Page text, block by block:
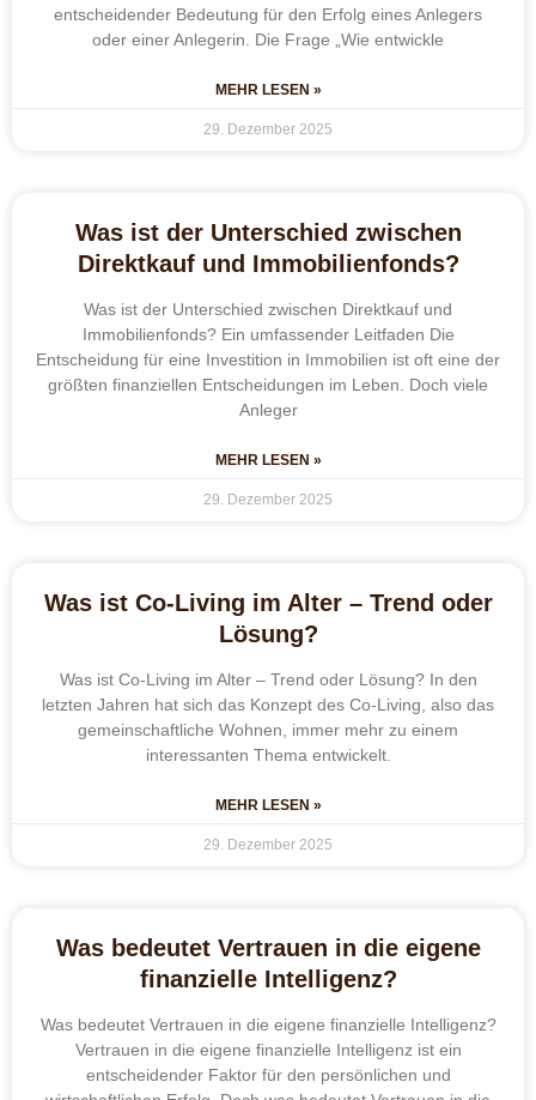
entscheidender Bedeutung für den Erfolg eines Anlegers
oder einer Anlegerin. Die Frage „Wie entwickle
MEHR LESEN »
29. Dezember 2025
Was ist der Unterschied zwischen
Direktkauf und Immobilienfonds?
Was ist der Unterschied zwischen Direktkauf und
Immobilienfonds? Ein umfassender Leitfaden Die
Entscheidung für eine Investition in Immobilien ist oft eine der
größten finanziellen Entscheidungen im Leben. Doch viele
Anleger
MEHR LESEN »
29. Dezember 2025
Was ist Co-Living im Alter – Trend oder
Lösung?
Was ist Co-Living im Alter – Trend oder Lösung? In den
letzten Jahren hat sich das Konzept des Co-Living, also das
gemeinschaftliche Wohnen, immer mehr zu einem
interessanten Thema entwickelt.
MEHR LESEN »
29. Dezember 2025
Was bedeutet Vertrauen in die eigene
finanzielle Intelligenz?
Was bedeutet Vertrauen in die eigene finanzielle Intelligenz?
Vertrauen in die eigene finanzielle Intelligenz ist ein
entscheidender Faktor für den persönlichen und